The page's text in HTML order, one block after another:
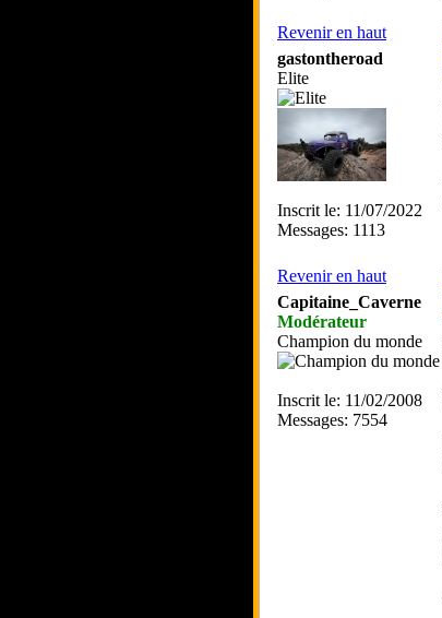
Revenir en haut
gastontheroad
Elite
Inscrit le: 11/07/2022
Messages: 1113
Revenir en haut
Capitaine_Caverne
Modérateur
Champion du monde
Inscrit le: 11/02/2008
Messages: 7554